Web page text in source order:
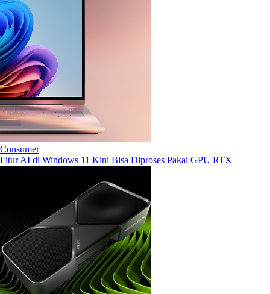
Consumer
Fitur AI di Windows 11 Kini Bisa Diproses Pakai GPU RTX